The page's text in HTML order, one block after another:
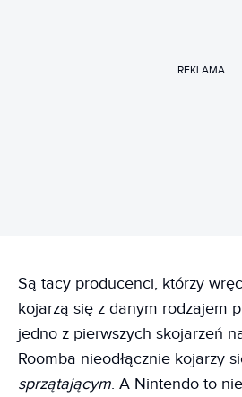
REKLAMA
Są tacy producenci, którzy
kojarzą się z danym rodzajem
jedno z pierwszych skojarzeń
Roomba nieodłącznie kojarzy
sprzątającym. A Nintendo to